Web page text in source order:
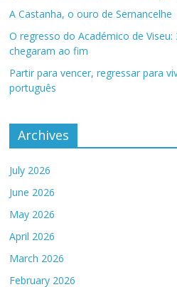
A Castanha, o ouro de Sernancelhe
O regresso do Académico de
chegaram ao fim
Partir para vencer, regressar para
português
Archives
July 2026
June 2026
May 2026
April 2026
March 2026
February 2026